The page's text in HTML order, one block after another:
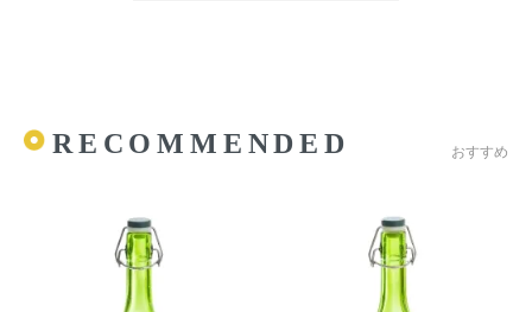
RECOMMENDED おすすめ